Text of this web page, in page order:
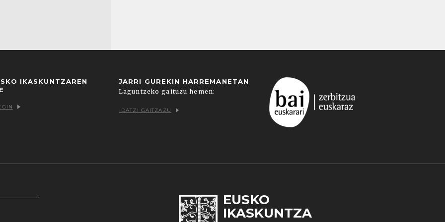
IKASKUNTZAREN
JARRI GUREKIN HARREMANETAN
Laguntzeko gaituzu hemen:
IDATZI GAITZAZU
EUSKO
IKASKUNTZA
zein hirugarrenenak. Hautatu nabigatzeko nahiago duzun cookie aukera. Guztiz desaktibatzea ere